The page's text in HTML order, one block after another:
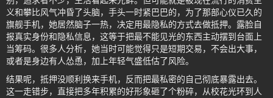
义和攀比风气冲昏了头脑，手头一时紧巴巴的，为了那部心仪已久的
旗舰手机，她居然脑子一热，决定用最隐私的方式去做抵押。露脸自
报真实身份和隐私信息，这等于把最不能见光的东西主动摆到台面上
当筹码。很多人分析，她当时可能觉得只是短期交易，不会出大事，
或者是身边有人怂恿，加上年轻气盛低估了风险。
结果呢，抵押没顺利换来手机，反而把最私密的自己彻底暴露出去。
这一走错步，直接把多年积累的好形象砸了个粉碎，从校花光环到人